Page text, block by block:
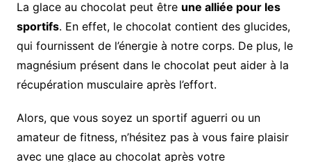
La glace au chocolat peut être une alliée pour les
sportifs. En effet, le chocolat contient des glucides,
qui fournissent de l’énergie à notre corps. De plus, le
magnésium présent dans le chocolat peut aider à la
récupération musculaire après l’effort.
Alors, que vous soyez un sportif aguerri ou un
amateur de fitness, n’hésitez pas à vous faire plaisir
avec une glace au chocolat après votre